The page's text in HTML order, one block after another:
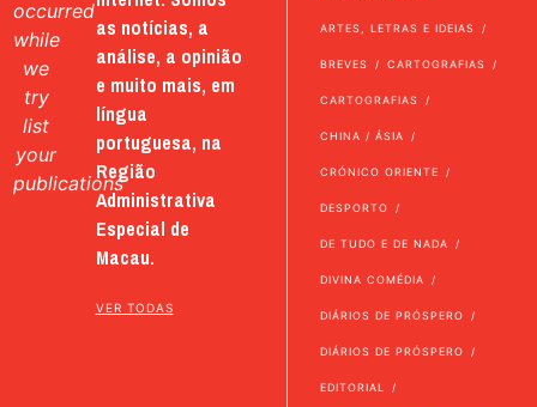
occurred
while
we
try
list
your
publications
as notícias, a
análise, a opinião
e muito mais, em
língua
portuguesa, na
Região
Administrativa
Especial de
Macau.
VER TODAS
ARTES, LETRAS E IDEIAS
BREVES CARTOGRAFIAS
CARTOGRAFIAS
CHINA / ÁSIA
CRÓNICO ORIENTE
DESPORTO
DE TUDO E DE NADA
DIVINA COMÉDIA
DIÁRIOS DE PRÓSPERO
DIÁRIOS DE PRÓSPERO
EDITORIAL